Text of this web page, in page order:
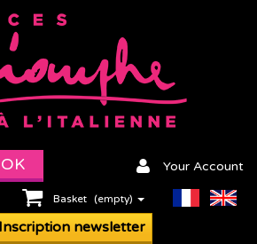
Your Account
Basket (empty)